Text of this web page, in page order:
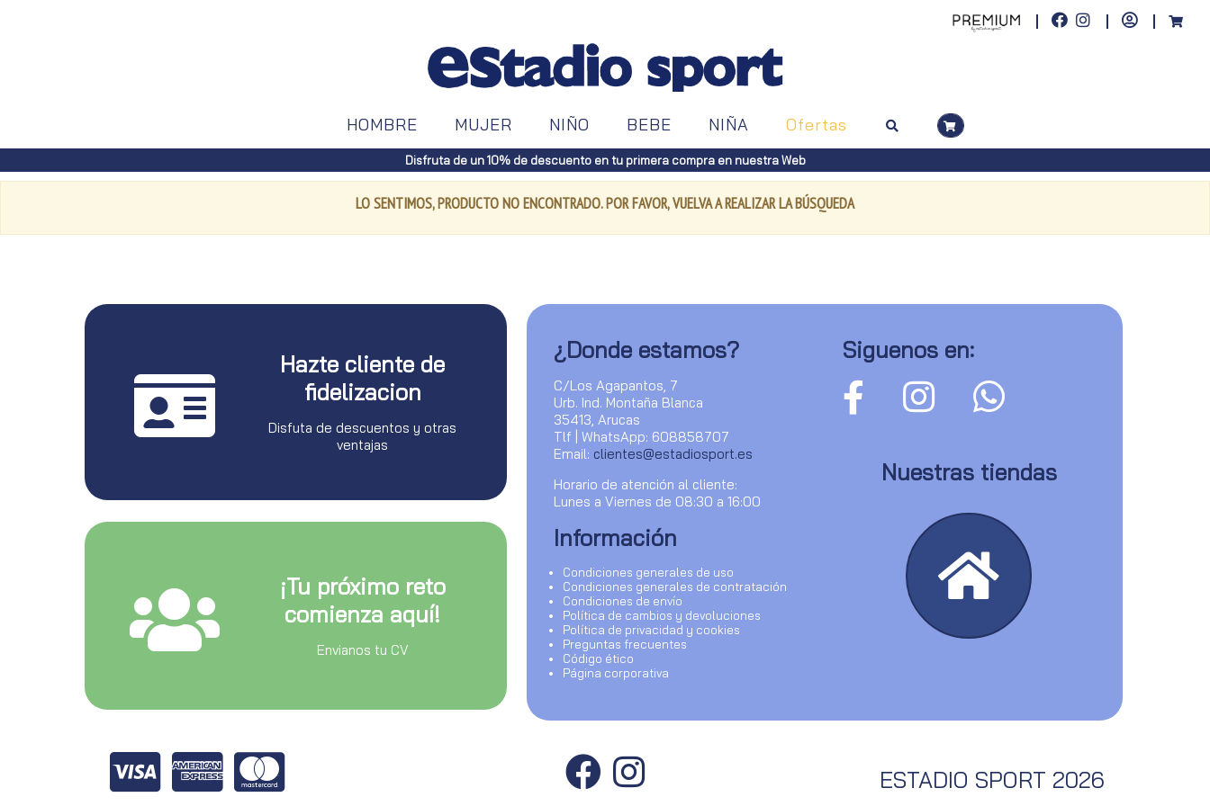
HOMBRE MUJER NIÑO BEBE NIÑA Ofertas
Disfruta de un 10% de descuento en tu primera compra en nuestra Web
LO SENTIMOS, PRODUCTO NO ENCONTRADO. POR FAVOR, VUELVA A REALIZAR LA BÚSQUEDA
Hazte cliente de
fidelizacion
Disfuta de descuentos y otras
ventajas
¡Tu próximo reto
comienza aquí!
Envianos tu CV
¿Donde estamos?
C/Los Agapantos, 7
Urb. Ind. Montaña Blanca
35413, Arucas
Tlf | WhatsApp: 608858707
Email: clientes@estadiosport.es
Horario de atención al cliente:
Lunes a Viernes de 08:30 a 16:00
Información
Condiciones generales de uso
Condiciones generales de contratación
Condiciones de envío
Política de cambios y devoluciones
Política de privacidad y cookies
Preguntas frecuentes
Código ético
Página corporativa
Siguenos en:
Nuestras tiendas
ESTADIO SPORT 2026